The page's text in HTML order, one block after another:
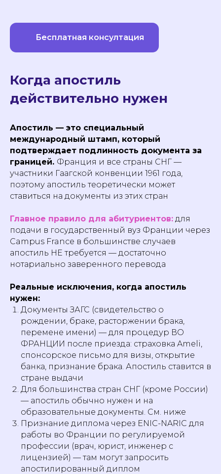
Бесплатная консултация
Когда апостиль
действительно нужен
Апостиль — это специальный
международный штамп, который
подтверждает подлинность документа за
границей. Франция и все страны СНГ —
участники Гаагской конвенции 1961 года,
поэтому апостиль теоретически может
ставиться на документы из этих стран
Главное правило для абитуриентов: для
подачи в государственный вуз Франции через
Campus France в большинстве случаев
апостиль НЕ требуется — достаточно
нотариально заверенного перевода
Реальные исключения, когда апостиль
нужен:
Документы ЗАГС (свидетельство о
рождении, браке, расторжении брака,
перемене имени) — для процедур ВО
ФРАНЦИИ после приезда: страховка Ameli,
спонсорское письмо для визы, открытие
банка, признание брака. Апостиль ставится в
стране выдачи
Для большинства стран СНГ (кроме России)
— апостиль обычно нужен и на
образовательные документы. См. ниже
Признание диплома через ENIC-NARIC для
работы во Франции по регулируемой
профессии (врач, юрист, инженер с
лицензией) — там могут запросить
апостилированный диплом